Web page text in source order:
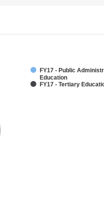
FY17 - Public
Education
FY17 - Tertiary